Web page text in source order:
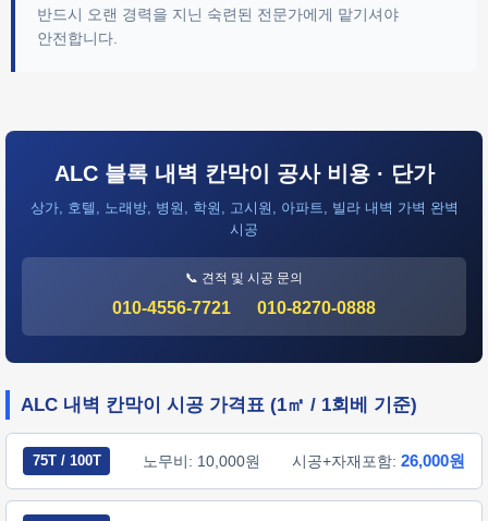
반드시 오랜 경력을 지닌 숙련된 전문가에게 맡기셔야
안전합니다.
ALC 블록 내벽 칸막이 공사 비용 · 단가
상가, 호텔, 노래방, 병원, 학원, 고시원, 아파트, 빌라 내벽 가벽 완벽
시공
📞 견적 및 시공 문의
010-4556-7721 010-8270-0888
ALC 내벽 칸막이 시공 가격표 (1㎡ / 1회베 기준)
75T / 100T 노무비: 10,000원 시공+자재포함: 26,000원